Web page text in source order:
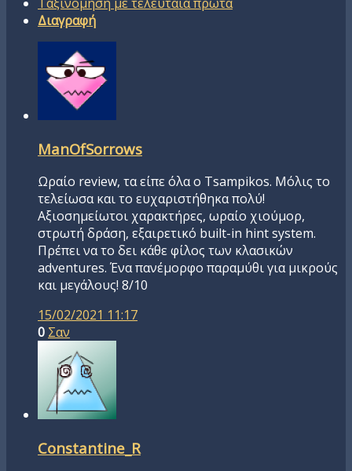
Διαγραφή
ManOfSorrows
Ωραίο review, τα είπε όλα ο Tsampikos. Μόλις το
τελείωσα και το ευχαριστήθηκα πολύ!
Αξιοσημείωτοι χαρακτήρες, ωραίο χιούμορ,
στρωτή δράση, εξαιρετικό built-in hint system.
Πρέπει να το δει κάθε φίλος των κλασικών
adventures. Ένα πανέμορφο παραμύθι για μικρούς
και μεγάλους! 8/10
15/02/2021 11:17
0 Σαν
Constantine_R